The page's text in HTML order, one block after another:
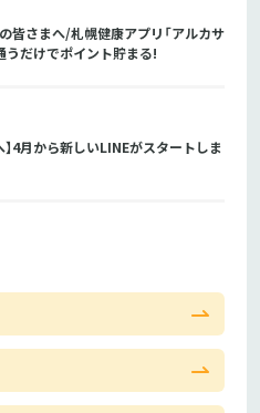
皆さまへ/札幌健康アプリ「アルカサ
うだけでポイント貯まる!
】4月から新しいLINEがスタートしま